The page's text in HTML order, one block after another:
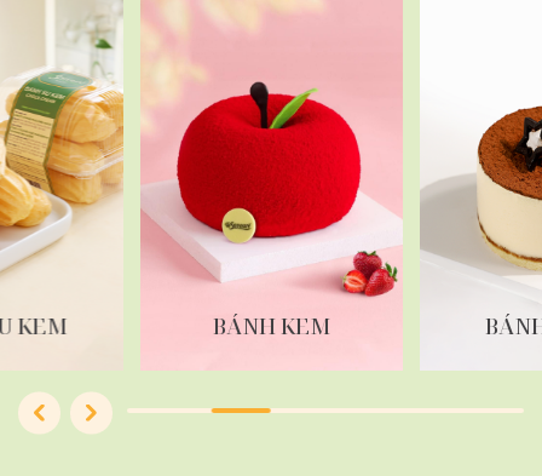
KEM BÁNH KEM